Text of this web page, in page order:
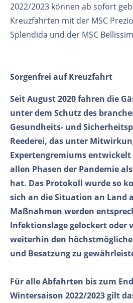
2022/2023 können ab sofort
Kreuzfahrten mit der MSC
Splendida und der MSC
Sorgenfrei auf Kreuzfahrt
Seit August 2020 fahren die
unter dem Schutz des
Gesundheits- und
Reederei, das unter
Expertengremiums
allen Phasen der Pandemie
hat. Das Protokoll wurde so
sich an die Situation an Land
Maßnahmen werden
Infektionslage gelockert oder
weiterhin den
und Besatzung zu
Für alle Abfahrten bis zum
Wintersaison 2022/2023 gilt